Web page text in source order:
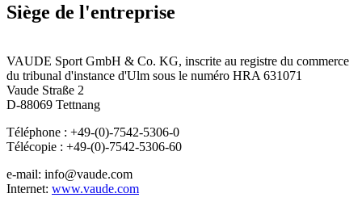
Siège de l'entreprise
VAUDE Sport GmbH & Co. KG, inscrite au registre du commerce
du tribunal d'instance d'Ulm sous le numéro HRA 631071
Vaude Straße 2
D-88069 Tettnang
Téléphone : +49-(0)-7542-5306-0
Télécopie : +49-(0)-7542-5306-60
e-mail: info@vaude.com
Internet: www.vaude.com